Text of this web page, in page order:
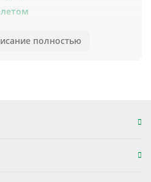
Уточняйте точную
полностью